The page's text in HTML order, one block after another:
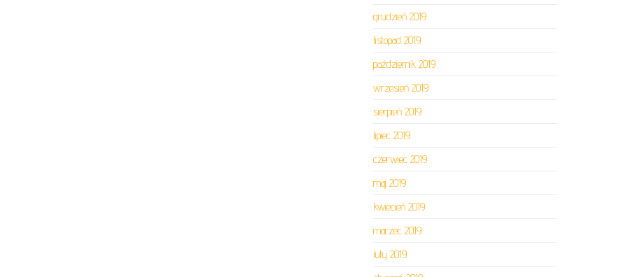
grudzień 2019
listopad 2019
październik 2019
wrzesień 2019
sierpień 2019
lipiec 2019
czerwiec 2019
maj 2019
kwiecień 2019
marzec 2019
luty 2019